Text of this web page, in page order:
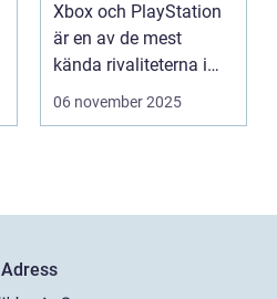
Xbox och PlayStation
är en av de mest
kända rivaliteterna i
spelvä...
06 november 2025
Adress